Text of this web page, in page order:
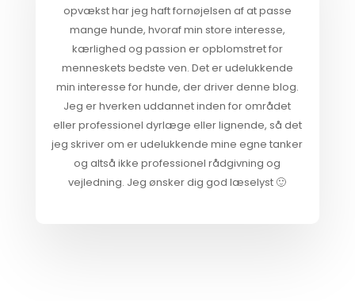
opvækst har jeg haft fornøjelsen af at passe
mange hunde, hvoraf min store interesse,
kærlighed og passion er opblomstret for
menneskets bedste ven. Det er udelukkende
min interesse for hunde, der driver denne blog.
Jeg er hverken uddannet inden for området
eller professionel dyrlæge eller lignende, så det
jeg skriver om er udelukkende mine egne tanker
og altså ikke professionel rådgivning og
vejledning. Jeg ønsker dig god læselyst 🙂